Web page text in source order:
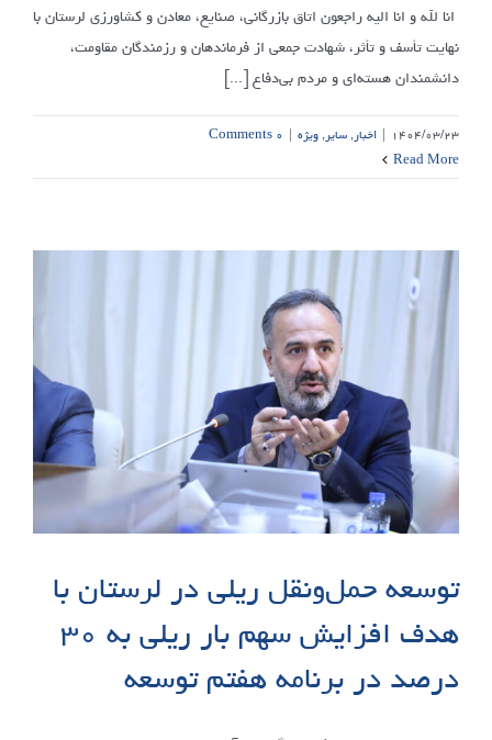
انا لله و انا الیه راجعون اتاق بازرگانی، صنایع، معادن و کشاورزی لرستان با
نهایت تأسف و تأثر، شهادت جمعی از فرماندهان و رزمندگان مقاومت،
دانشمندان هسته‌ای و مردم بی‌دفاع [...]
۱۴۰۴/۰۳/۲۳ | اخبار,سایر,ویژه | ۰ Comments
Read More
توسعه حمل‌ونقل ریلی در لرستان با
هدف افزایش سهم بار ریلی به ۳۰
درصد در برنامه هفتم توسعه